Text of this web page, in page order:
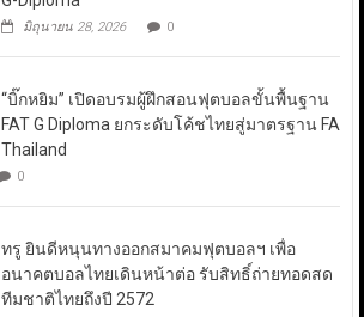
มิถุนายน 28, 2026 0
“บิ๊กหยิม” เปิดอบรมผู้ฝึกสอนฟุตบอลขั้นพื้นฐาน
FAT G Diploma ยกระดับโค้ชไทยสู่มาตรฐาน FA
Thailand
0
ทรู ยินดีหนุนทางออกสมาคมฟุตบอลฯ เพื่อ
อนาคตบอลไทยเดินหน้าต่อ รับสิทธิ์ถ่ายทอดสด
ทีมชาติไทยถึงปี 2572